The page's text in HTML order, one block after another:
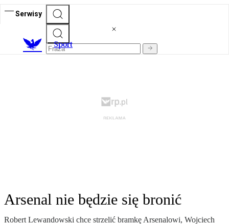
Serwisy
Sport
Arsenal nie będzie się bronić
Robert Lewandowski chce strzelić bramkę Arsenalowi, Wojciech